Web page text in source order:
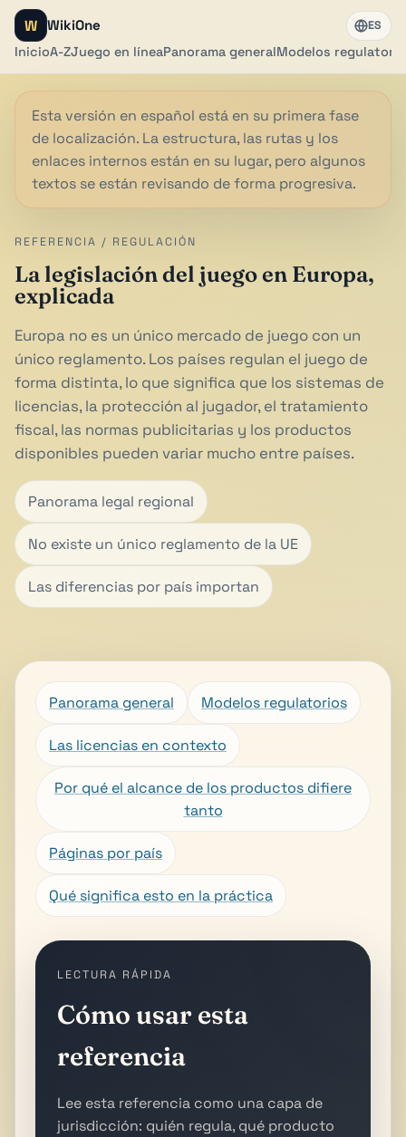
W WikiOne
InicioA-ZJuego en líneaPanorama generalModelos
ES
Esta versión en español está en su primera fase
de localización. La estructura, las rutas y los
enlaces internos están en su lugar, pero algunos
textos se están revisando de forma progresiva.
REFERENCIA / REGULACIÓN
La legislación del juego en Europa,
explicada
Europa no es un único mercado de juego con un
único reglamento. Los países regulan el juego de
forma distinta, lo que significa que los sistemas de
licencias, la protección al jugador, el tratamiento
fiscal, las normas publicitarias y los productos
disponibles pueden variar mucho entre países.
Panorama legal regional
No existe un único reglamento de la UE
Las diferencias por país importan
Panorama general Modelos regulatorios
Las licencias en contexto
Por qué el alcance de los productos difiere
tanto
Páginas por país
Qué significa esto en la práctica
LECTURA RÁPIDA
Cómo usar esta
referencia
Lee esta referencia como una capa de
jurisdicción: quién regula, qué producto